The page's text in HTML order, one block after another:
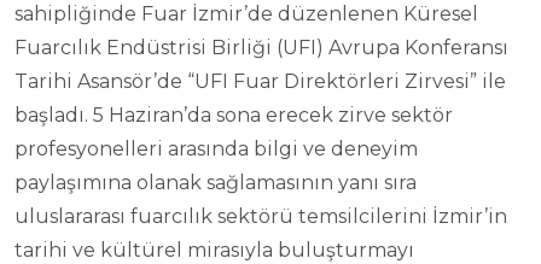
sahipliğinde Fuar İzmir’de düzenlenen Küresel
Fuarcılık Endüstrisi Birliği (UFI) Avrupa Konferansı
Tarihi Asansör’de “UFI Fuar Direktörleri Zirvesi” ile
başladı. 5 Haziran’da sona erecek zirve sektör
profesyonelleri arasında bilgi ve deneyim
paylaşımına olanak sağlamasının yanı sıra
uluslararası fuarcılık sektörü temsilcilerini İzmir’in
tarihi ve kültürel mirasıyla buluşturmayı